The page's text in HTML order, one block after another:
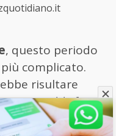
, questo periodo
complicato.
risultare
non soddisfano